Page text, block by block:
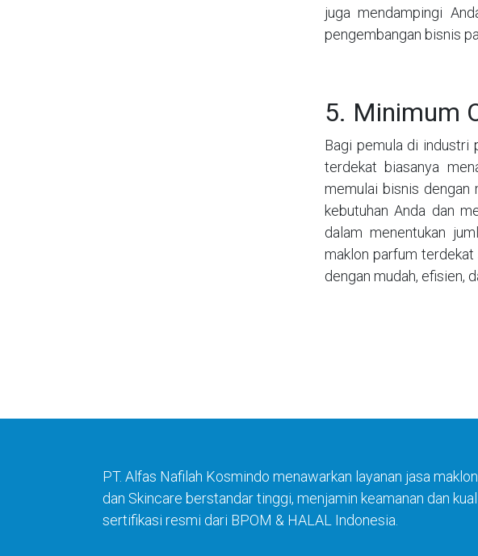
juga mendampingi
pengembangan bisnis
5. Minimum
Bagi pemula di industri
terdekat biasanya
memulai bisnis dengan
kebutuhan Anda dan
dalam menentukan
maklon parfum
dengan mudah, efisien,
PT. Alfas Nafilah Kosmindo menawarkan layanan jasa
dan Skincare berstandar tinggi, menjamin keamanan dan
sertifikasi resmi dari BPOM & HALAL Indonesia.